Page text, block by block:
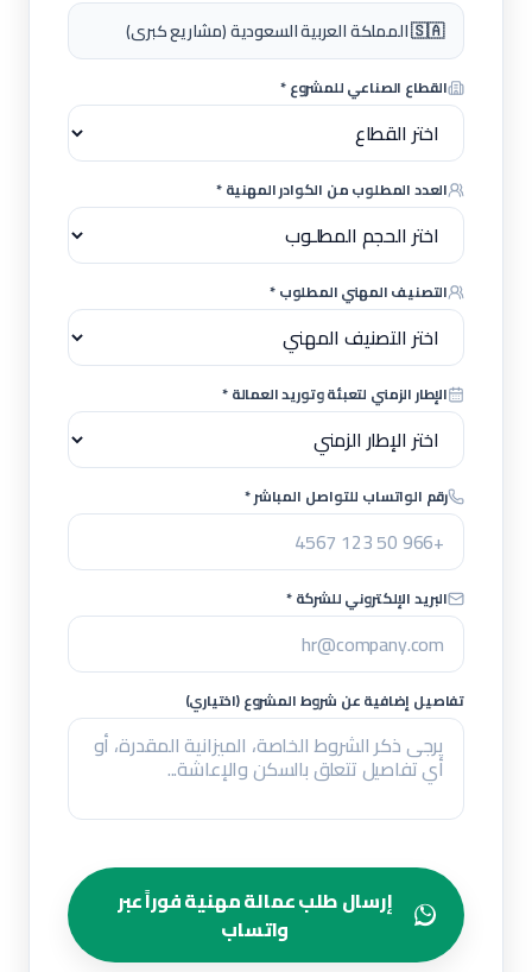
🇸🇦 المملكة العربية السعودية (مشاريع كبرى)
القطاع الصناعي للمشروع *
العدد المطلوب من الكوادر المهنية *
التصنيف المهني المطلوب *
الإطار الزمني لتعبئة وتوريد العمالة *
رقم الواتساب للتواصل المباشر *
البريد الإلكتروني للشركة *
تفاصيل إضافية عن شروط المشروع (اختياري)
إرسال طلب عمالة مهنية فوراً عبر
واتساب